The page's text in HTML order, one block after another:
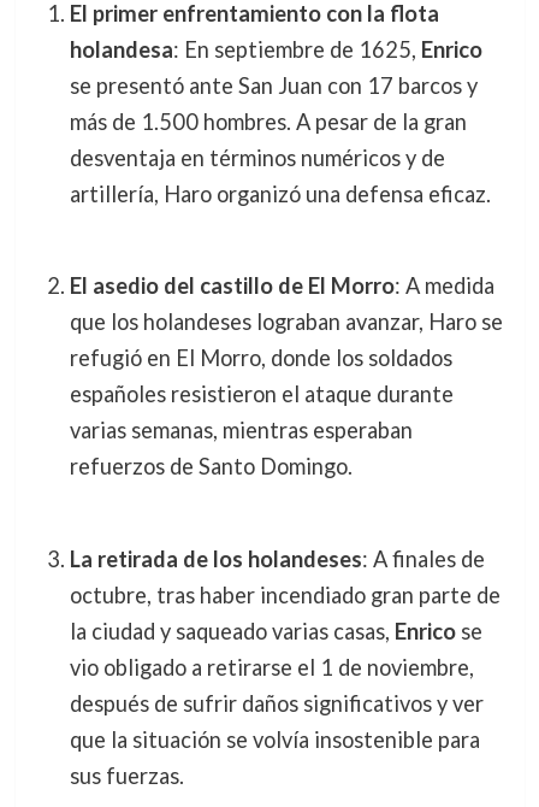
El primer enfrentamiento con la flota
holandesa: En septiembre de 1625, Enrico
se presentó ante San Juan con 17 barcos y
más de 1.500 hombres. A pesar de la gran
desventaja en términos numéricos y de
artillería, Haro organizó una defensa eficaz.
El asedio del castillo de El Morro: A medida
que los holandeses lograban avanzar, Haro se
refugió en El Morro, donde los soldados
españoles resistieron el ataque durante
varias semanas, mientras esperaban
refuerzos de Santo Domingo.
La retirada de los holandeses: A finales de
octubre, tras haber incendiado gran parte de
la ciudad y saqueado varias casas, Enricose
vio obligado a retirarse el 1 de noviembre,
después de sufrir daños significativos y ver
que la situación se volvía insostenible para
sus fuerzas.